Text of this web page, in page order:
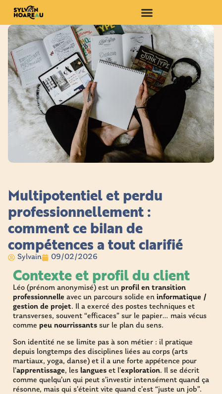
Multipotentiel et perdu
professionnellement :
comment ce bilan de
compétences a tout clarifié
Sylvain 09/02/2026
Contexte et profil du client
Léo (prénom anonymisé) est un profil en transition
professionnelle avec un parcours solide en informatique /
gestion de projet. Il a exercé des postes techniques et
transverses, souvent “efficaces” sur le papier… mais vécus
comme peu nourrissants sur le plan du sens.
Son identité ne se limite pas à son métier : il pratique
depuis longtemps des disciplines liées au corps (arts
martiaux, yoga, danse) et il a une forte appétence pour
l’apprentissage, les langues et l’exploration. Il se décrit
comme quelqu’un qui peut s’investir intensément quand ça
résonne, mais qui s’éteint vite quand c’est “juste un job”.